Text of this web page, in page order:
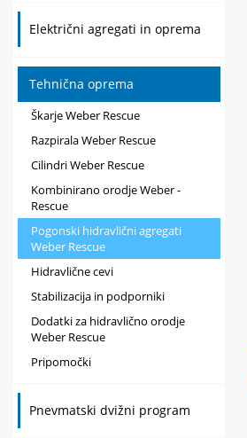
Električni agregati in oprema
Tehnična oprema
Škarje Weber Rescue
Razpirala Weber Rescue
Cilindri Weber Rescue
Kombinirano orodje Weber -
Rescue
Pogonski hidravlični agregati
Weber Rescue
Hidravlične cevi
Stabilizacija in podporniki
Dodatki za hidravlično orodje
Weber Rescue
Pripomočki
Pnevmatski dvižni program